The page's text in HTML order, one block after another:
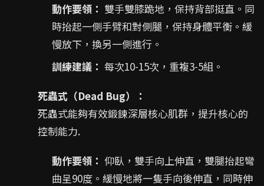
動作要領： 雙手雙膝跪地，保持背部挺直。同
時抬起一側手臂和對側腿，保持身體平衡。緩
慢放下，換另一側進行。
訓練建議： 每次10-15次，重複3-5組。
死蟲式（Dead Bug）：
死蟲式能夠有效鍛鍊深層核心肌群，提升核心的
控制能力.
動作要領： 仰臥，雙手向上伸直，雙腿抬起彎
曲呈90度。緩慢地將一隻手向後伸直，同時伸